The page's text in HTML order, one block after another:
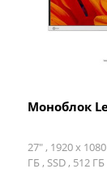
Моноблок
27" ,
ГБ ,
SSD ,